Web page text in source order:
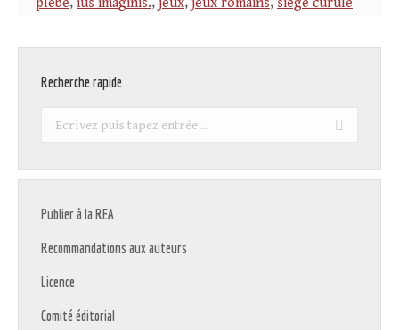
Recherche rapide
Recherche
Publier à la REA
Recommandations aux auteurs
Licence
Comité éditorial